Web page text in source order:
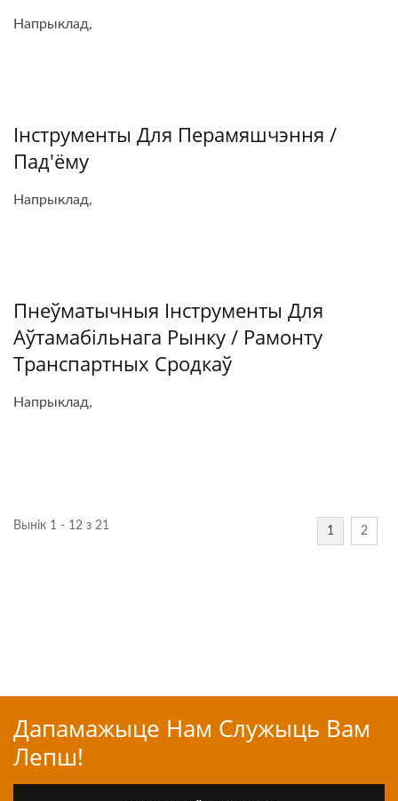
Напрыклад,
Інструменты Для Перамяшчэння /
Пад'ёму
Напрыклад,
Пнеўматычныя Інструменты Для
Аўтамабільнага Рынку / Рамонту
Транспартных Сродкаў
Напрыклад,
Вынік 1 - 12 з 21 1 2
Дапамажыце Нам Служыць Вам
Лепш!